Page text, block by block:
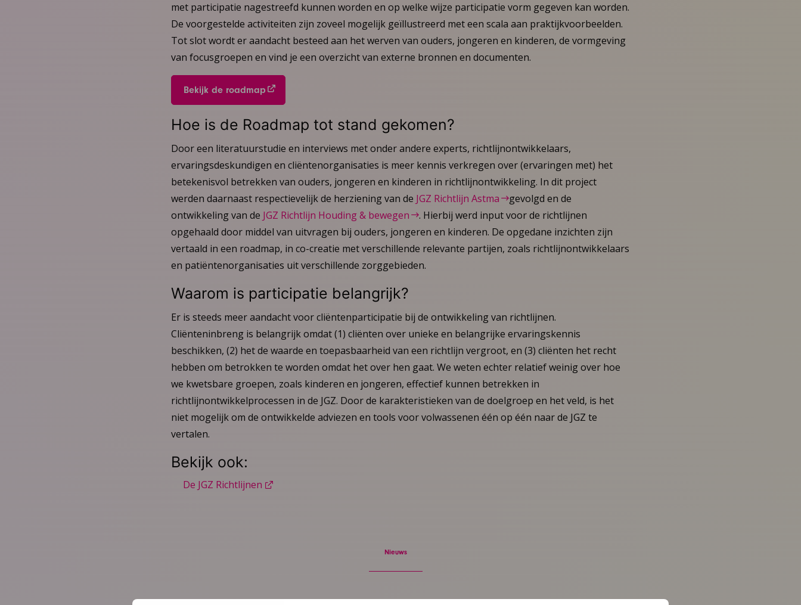
met participatie nagestreefd kunnen worden en op welke wijze participatie vorm gegeven kan worden.
De voorgestelde activiteiten zijn zoveel mogelijk geïllustreerd met een scala aan praktijkvoorbeelden.
Tot slot wordt er aandacht besteed aan het werven van ouders, jongeren en kinderen, de vormgeving
van focusgroepen en vind je een overzicht van externe bronnen en documenten.
Bekijk de roadmap
Hoe is de Roadmap tot stand gekomen?
Door een literatuurstudie en interviews met onder andere experts, richtlijnontwikkelaars,
ervaringsdeskundigen en cliëntenorganisaties is meer kennis verkregen over (ervaringen met) het
betekenisvol betrekken van ouders, jongeren en kinderen in richtlijnontwikkeling. In dit project
werden daarnaast respectievelijk de herziening van de JGZ Richtlijn Astma
gevolgd en de
ontwikkeling van de JGZ Richtlijn Houding & bewegen
. Hierbij werd input voor de richtlijnen
opgehaald door middel van uitvragen bij ouders, jongeren en kinderen. De opgedane inzichten zijn
vertaald in een roadmap, in co-creatie met verschillende relevante partijen, zoals richtlijnontwikkelaars
en patiëntenorganisaties uit verschillende zorggebieden.
Waarom is participatie belangrijk?
Er is steeds meer aandacht voor cliëntenparticipatie bij de ontwikkeling van richtlijnen.
Cliënteninbreng is belangrijk omdat (1) cliënten over unieke en belangrijke ervaringskennis
beschikken, (2) het de waarde en toepasbaarheid van een richtlijn vergroot, en (3) cliënten het recht
hebben om betrokken te worden omdat het over hen gaat. We weten echter relatief weinig over hoe
we kwetsbare groepen, zoals kinderen en jongeren, effectief kunnen betrekken in
richtlijnontwikkelprocessen in de JGZ. Door de karakteristieken van de doelgroep en het veld, is het
niet mogelijk om de ontwikkelde adviezen en tools voor volwassenen één op één naar de JGZ te
vertalen.
Bekijk ook:
De JGZ Richtlijnen
Nieuws